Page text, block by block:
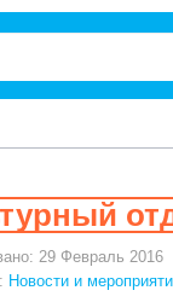
29 Февраль 2016
Новости и